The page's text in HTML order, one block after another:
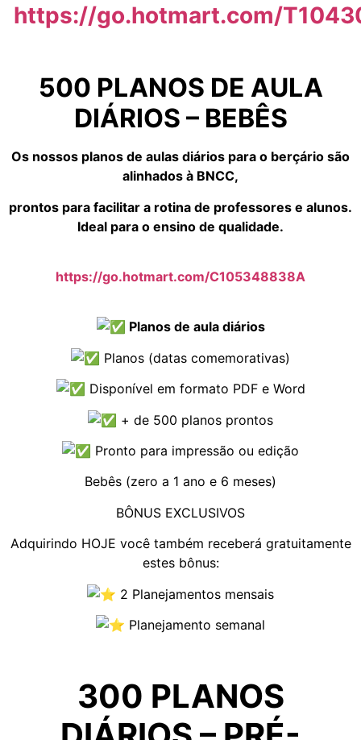
https://go.hotmart.com/
500 PLANOS DE AULA
DIÁRIOS – BEBÊS
Os nossos planos de aulas diários para o berçário são
alinhados à BNCC,
prontos para facilitar a rotina de professores e alunos.
Ideal para o ensino de qualidade.
https://go.hotmart.com/C105348838A
Planos de aula diários
Planos (datas comemorativas)
Disponível em formato PDF e Word
+ de 500 planos prontos
Pronto para impressão ou edição
Bebês (zero a 1 ano e 6 meses)
BÔNUS EXCLUSIVOS
Adquirindo HOJE você também receberá gratuitamente
estes bônus:
2 Planejamentos mensais
Planejamento semanal
300 PLANOS